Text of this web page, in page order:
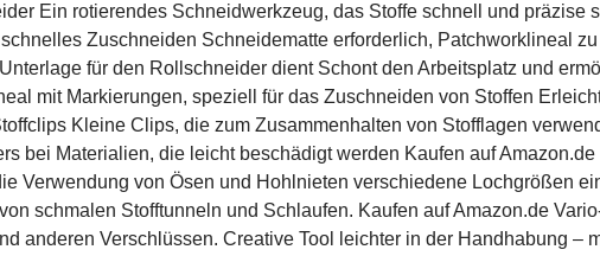
Ein rotierendes Schneidwerkzeug, das Stoffe schnell und präzise
Zuschneiden Schneidematte erforderlich, Patchworklineal
für den Rollschneider dient Schont den Arbeitsplatz und
mit Markierungen, speziell für das Zuschneiden von Stoffen
Kleine Clips, die zum Zusammenhalten von Stofflagen
bei Materialien, die leicht beschädigt werden Kaufen auf
Verwendung von Ösen und Hohlnieten verschiedene Lochgrößen
schmalen Stofftunneln und Schlaufen. Kaufen auf Amazon.de
anderen Verschlüssen. Creative Tool leichter in der Handhabung –